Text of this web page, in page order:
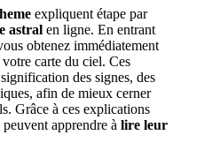
expliquent étape par
astral en ligne. En entrant
obtenez immédiatement
votre carte du ciel. Ces
des signes, des
afin de mieux cerner
Grâce à ces explications
apprendre à lire leur